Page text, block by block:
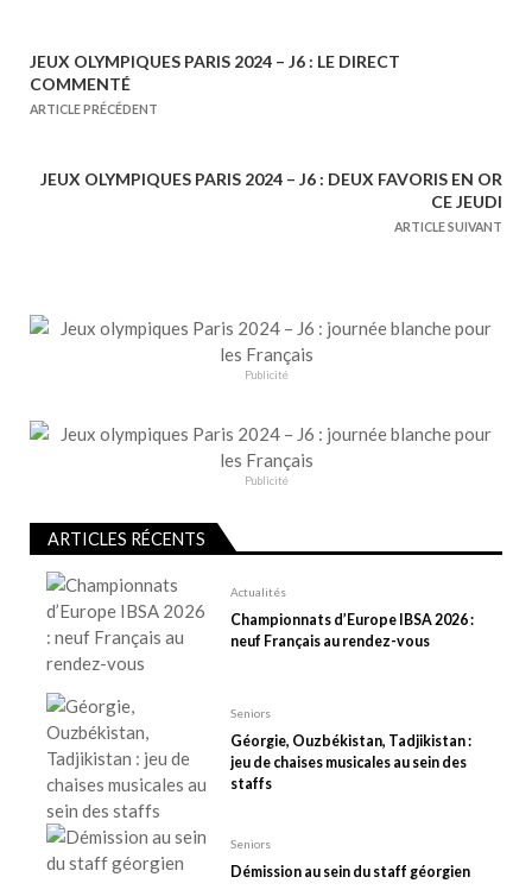
N
a
o
e
a
JEUX OLYMPIQUES PARIS 2024 – J6 : LE DIRECT
COMMENTÉ
ARTICLE PRÉCÉDENT
JEUX OLYMPIQUES PARIS 2024 – J6 : DEUX FAVORIS EN OR
CE JEUDI
ARTICLE SUIVANT
Publicité
Publicité
ARTICLES RÉCENTS
Actualités
Championnats d’Europe IBSA 2026 :
neuf Français au rendez-vous
Seniors
Géorgie, Ouzbékistan, Tadjikistan :
jeu de chaises musicales au sein des
staffs
Seniors
Démission au sein du staff géorgien